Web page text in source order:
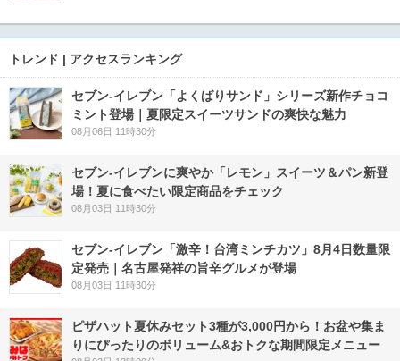
トレンド | アクセスランキング
セブン‐イレブン「よくばりサンド」シリーズ新作チョコ
ミント登場｜夏限定スイーツサンドの爽快な魅力
08月06日 11時30分
セブン‐イレブンに爽やか「レモン」スイーツ＆パン新登
場！夏に食べたい限定商品をチェック
08月03日 11時30分
セブン-イレブン「激辛！台湾ミンチカツ」8月4日数量限
定発売｜名古屋発祥の旨辛グルメが登場
08月03日 11時30分
ピザハット夏休みセット3種が3,000円から！お盆や集ま
りにぴったりのボリューム&おトクな期間限定メニュー